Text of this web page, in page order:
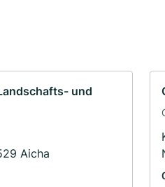
und
Aicha